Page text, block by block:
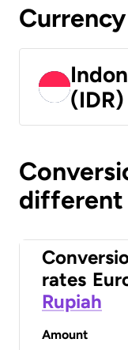
(IDR)
different
rates
Rupiah
Amount